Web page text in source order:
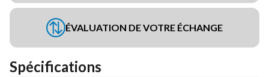
ÉVALUATION DE VOTRE ÉCHANGE
Spécifications